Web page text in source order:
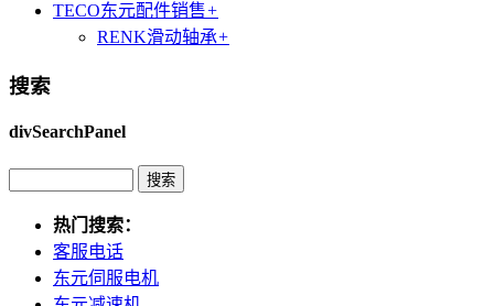
TECO东元配件销售+
RENK滑动轴承+
搜索
divSearchPanel
热门搜索：
客服电话
东元伺服电机